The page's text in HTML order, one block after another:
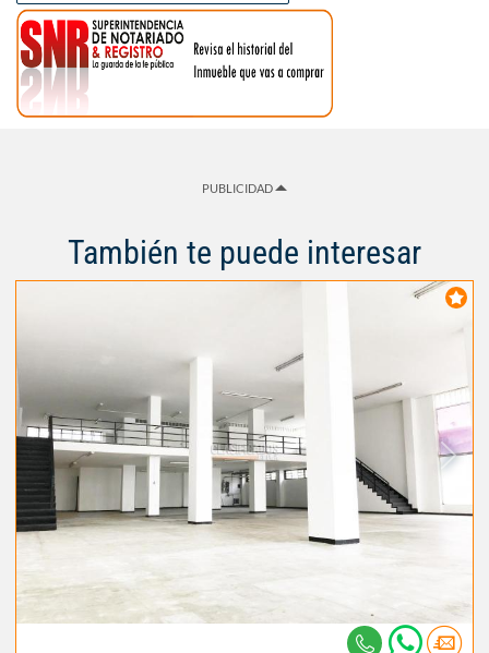
PUBLICIDAD
También te puede interesar